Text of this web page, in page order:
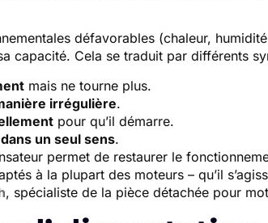
défavorables (chaleur,
capacité. Cela se traduit par différents
mais ne tourne plus.
irrégulière.
pour qu’il démarre.
un seul sens.
permet de restaurer le
à la plupart des moteurs – qu’il
, spécialiste de la pièce détachée pour